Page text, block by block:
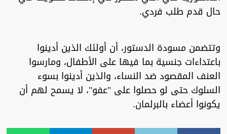
حال قدم طلب فردي.
وتتضمن مسودة الدستور، أن أولئك الذين أدينوا
باعتداءات جنسية بما فيها على الأطفال، ومارسوا
العنف المقصود ضد النساء، والذين أدينوا بسوء
السلوك حتى لو حصلوا على "عفو"، لا يسمح لهم أن
يكونوا أعضاء بالبرلمان.